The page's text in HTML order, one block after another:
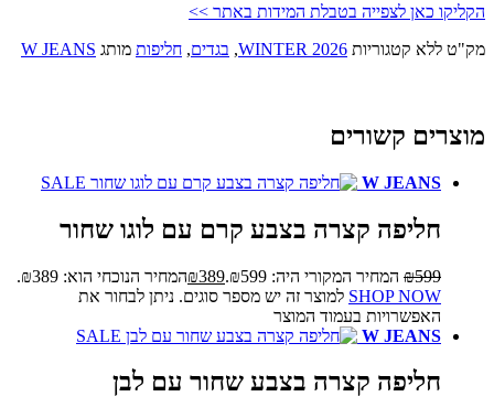
הקליקו כאן לצפייה בטבלת המידות באתר >>
מק"ט ללא קטגוריות WINTER 2026
, בגדים, חליפות מותג W JEANS
מוצרים קשורים
SALE W JEANS
חליפה קצרה בצבע קרם עם לוגו שחור
₪599 המחיר המקורי היה: ₪599. ₪389
המחיר הנוכחי הוא: ₪389.
SHOP NOW למוצר זה יש מספר סוגים. ניתן לבחור את
האפשרויות בעמוד המוצר
SALE
W JEANS
חליפה קצרה בצבע שחור עם לבן